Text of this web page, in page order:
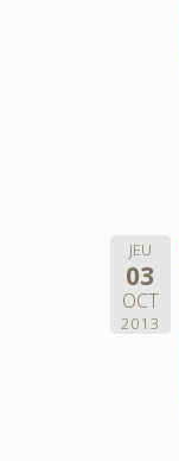
JEU
03
OCT
2013